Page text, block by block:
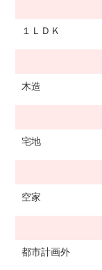
１ＬＤＫ
木造
宅地
空家
都市計画外